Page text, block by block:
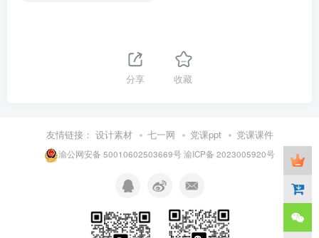
分享 收藏
友情链接： 设计素材 七一网 党课ppt 党课课件
渝公网安备 50010602503669号渝ICP备 2023005920号